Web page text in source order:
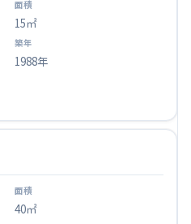
15㎡
1988年
40㎡